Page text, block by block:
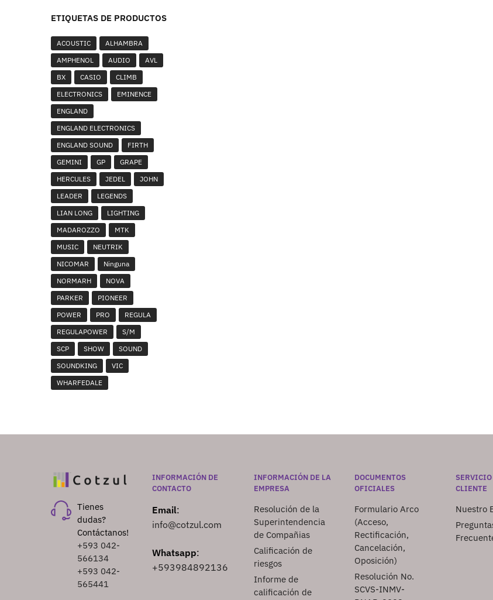
ETIQUETAS DE PRODUCTOS
ACOUSTIC
ALHAMBRA
AMPHENOL
AUDIO
AVL
BX
CASIO
CLIMB
ELECTRONICS
EMINENCE
ENGLAND
ENGLAND ELECTRONICS
ENGLAND SOUND
FIRTH
GEMINI
GP
GRAPE
HERCULES
JEDEL
JOHN
LEADER
LEGENDS
LIAN LONG
LIGHTING
MADAROZZO
MTK
MUSIC
NEUTRIK
NICOMAR
Ninguna
NORMARH
NOVA
PARKER
PIONEER
POWER
PRO
REGULA
REGULAPOWER
S/M
SCP
SHOW
SOUND
SOUNDKING
VIC
WHARFEDALE
Tienes
dudas?
Contáctanos!
+593 042-
566134
+593 042-
565441
INFORMACIÓN DE
CONTACTO
Email:
info@cotzul.com
Whatsapp:
+593984892136
INFORMACIÓN DE LA
EMPRESA
Resolución de la
Superintendencia
de Compañias
Calificación de
riesgos
Informe de
calificación de
DOCUMENTOS
OFICIALES
Formulario Arco
(Acceso,
Rectificación,
Cancelación,
Oposición)
Resolución No.
SCVS-INMV-
CLIENTE
Nuestro